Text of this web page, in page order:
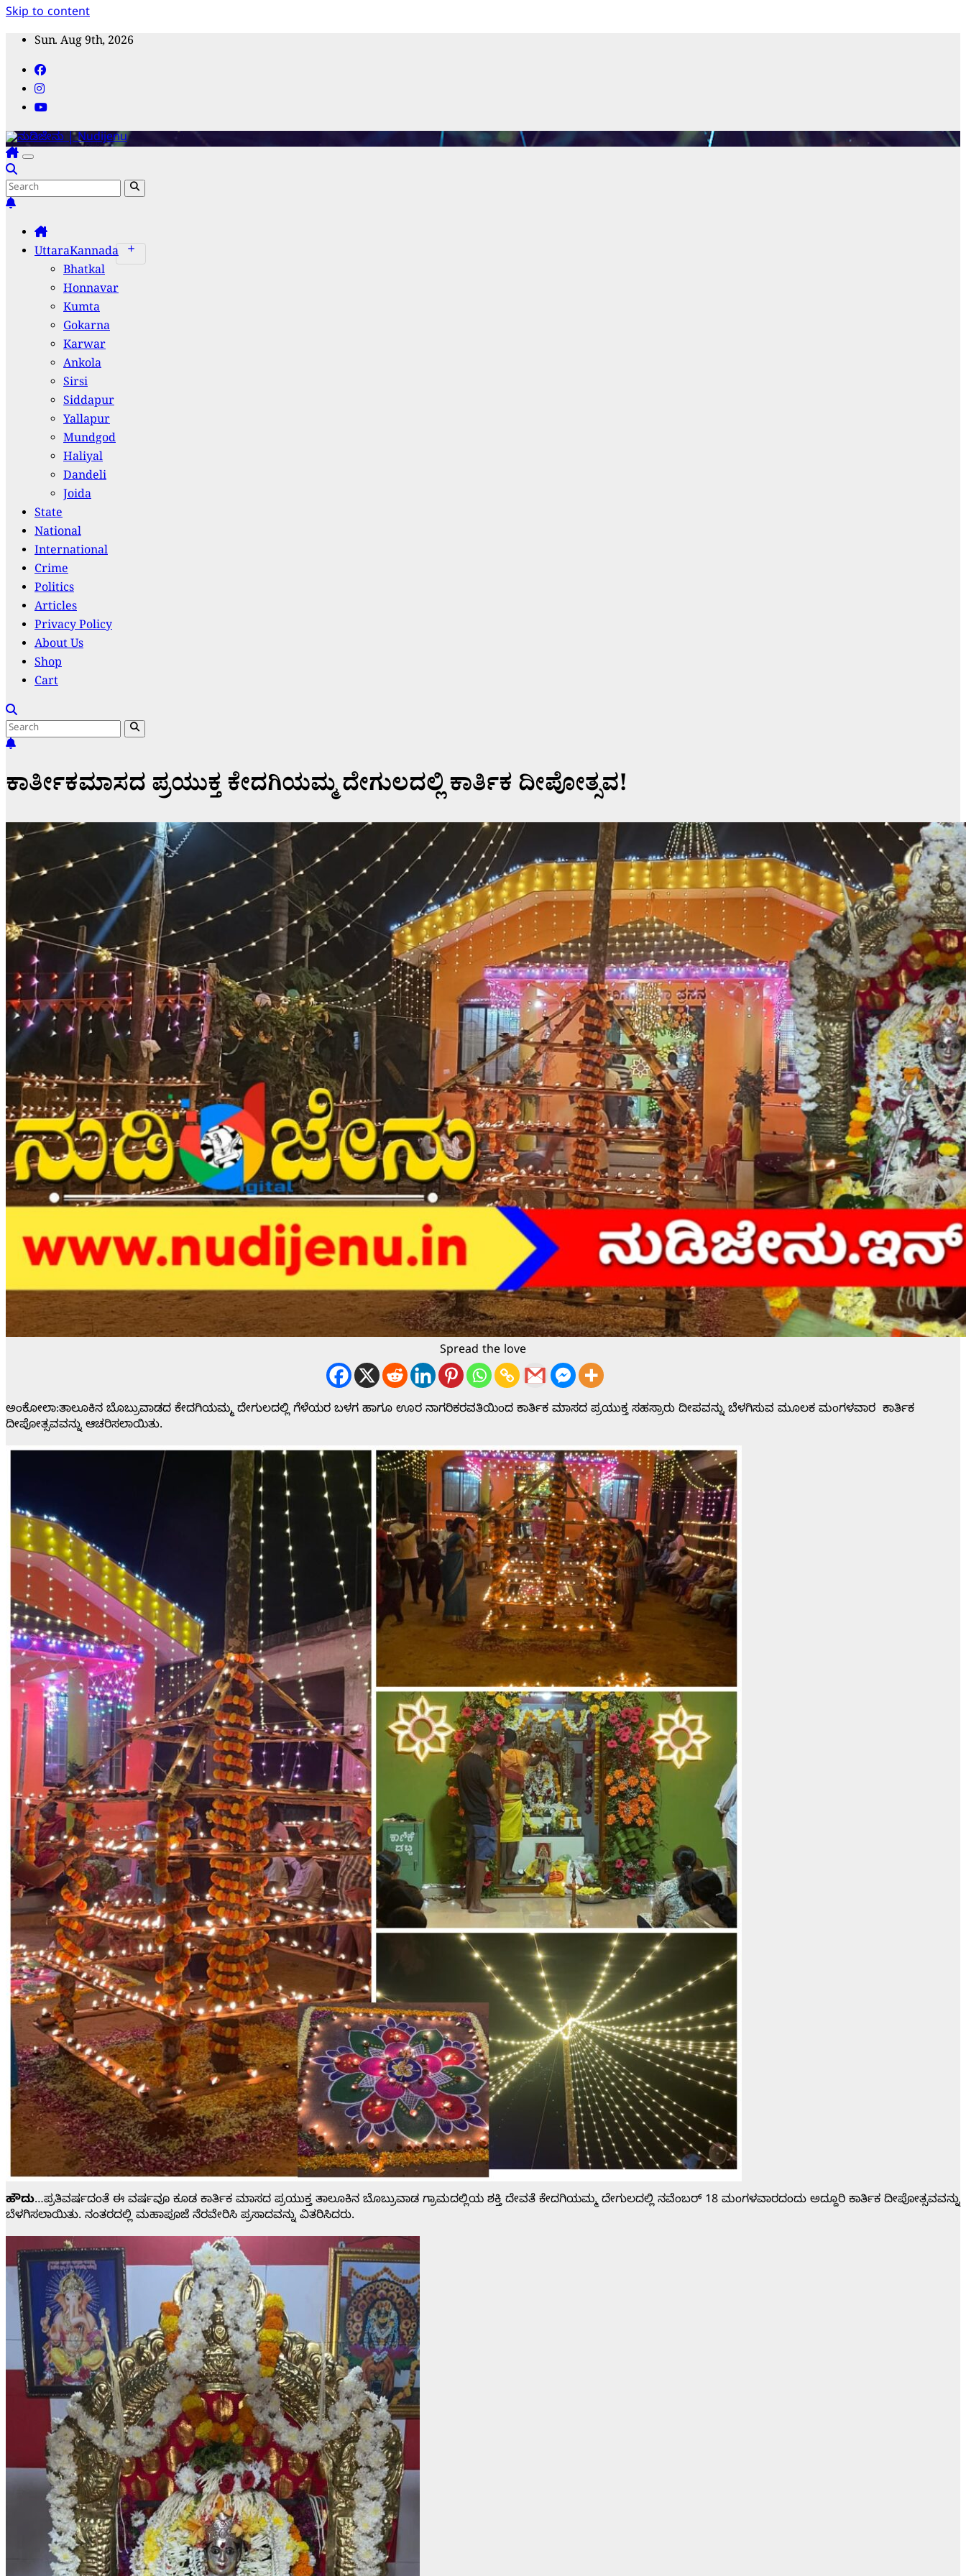
Skip to content
Sun. Aug 9th, 2026
ನುಡಿಜೇನು | Nudijenu
ಸಹ್ಯಾದ್ರಿ ಕರಾವಳಿಯ ಜನಧ್ವನಿ
UttaraKannada
Bhatkal
Honnavar
Kumta
Gokarna
Karwar
Ankola
Sirsi
Siddapur
Yallapur
Mundgod
Haliyal
Dandeli
Joida
State
National
International
Crime
Politics
Articles
Privacy Policy
About Us
Shop
Cart
ಕಾರ್ತೀಕಮಾಸದ ಪ್ರಯುಕ್ತ ಕೇದಗಿಯಮ್ಮ ದೇಗುಲದಲ್ಲಿ ಕಾರ್ತಿಕ ದೀಪೋತ್ಸವ!
Spread the love
ಅಂಕೋಲಾ:ತಾಲೂಕಿನ ಬೊಬ್ರುವಾಡದ ಕೇದಗಿಯಮ್ಮ ದೇಗುಲದಲ್ಲಿ ಗೆಳೆಯರ ಬಳಗ ಹಾಗೂ ಊರ ನಾಗರಿಕರವತಿಯಿಂದ ಕಾರ್ತಿಕ ಮಾಸದ ಪ್ರಯುಕ್ತ ಸಹಸ್ರಾರು ದೀಪವನ್ನು ಬೆಳಗಿಸುವ ಮೂಲಕ ಮಂಗಳವಾರ ಕಾರ್ತಿಕ
ದೀಪೋತ್ಸವವನ್ನು ಆಚರಿಸಲಾಯಿತು.
ಹೌದು…ಪ್ರತಿವರ್ಷದಂತೆ ಈ ವರ್ಷವೂ ಕೂಡ ಕಾರ್ತಿಕ ಮಾಸದ ಪ್ರಯುಕ್ತ ತಾಲೂಕಿನ ಬೊಬ್ರುವಾಡ ಗ್ರಾಮದಲ್ಲಿಯ ಶಕ್ತಿ ದೇವತೆ ಕೇದಗಿಯಮ್ಮ ದೇಗುಲದಲ್ಲಿ ನವೆಂಬರ್ 18 ಮಂಗಳವಾರದಂದು ಅದ್ದೂರಿ ಕಾರ್ತಿಕ ದೀಪೋತ್ಸವವನ್ನು
ಬೆಳಗಿಸಲಾಯಿತು. ನಂತರದಲ್ಲಿ ಮಹಾಪೂಜೆ ನೆರವೇರಿಸಿ ಪ್ರಸಾದವನ್ನು ವಿತರಿಸಿದರು.